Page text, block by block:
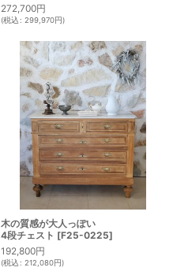
272,700円
(税込: 299,970円)
木の質感が大人っぽい
4段チェスト [F25-0225]
192,800円
(税込: 212,080円)